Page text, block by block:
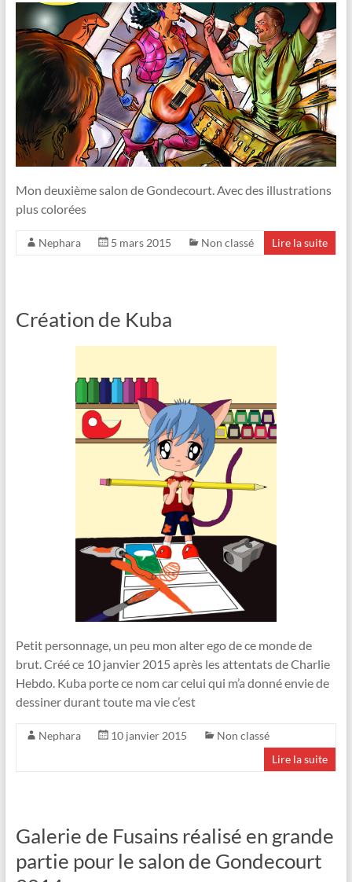
Mon deuxième salon de Gondecourt. Avec des illustrations
plus colorées
Nephara 5 mars 2015 Non classé Lire la suite
Création de Kuba
Petit personnage, un peu mon alter ego de ce monde de
brut. Créé ce 10 janvier 2015 après les attentats de Charlie
Hebdo. Kuba porte ce nom car celui qui m’a donné envie de
dessiner durant toute ma vie c’est
Nephara 10 janvier 2015
Non classé
Lire la suite
Galerie de Fusains réalisé en grande
partie pour le salon de Gondecourt